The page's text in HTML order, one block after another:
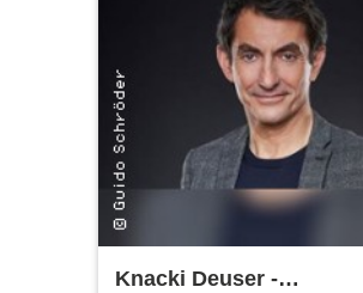
Knacki Deuser -